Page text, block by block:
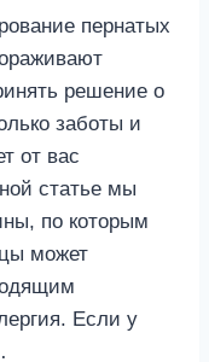
пернатых
решение о
заботы и
от вас
статье мы
по которым
может
Если у